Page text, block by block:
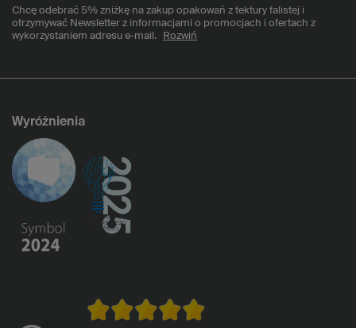
Chcę odebrać 5% zniżkę na zakup opakowań z tektury falistej i
otrzymywać Newsletter z informacjami o promocjach i ofertach z
wykorzystaniem adresu e-mail.
Rozwiń
Wyróżnienia